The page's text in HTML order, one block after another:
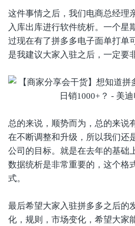
这件事情之后，我们电商总经理
入库出库进行软件统析。一个星
过现在有了拼多多电子面单打单
是我建议大家入驻之后，一定要
总的来说，顺势而为，总的来说
在不断调整和升级，所以我们还
公司的目标。就是在去年的基础
数据统析是非常重要的，这个格
式。
最后希望大家入驻拼多多之后的
化，规则，市场变化，希望大家